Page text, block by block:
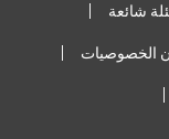
شائعة
الخصوصيات